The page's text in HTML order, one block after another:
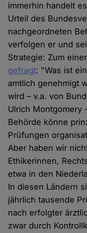
immerhin handelt
Urteil des
nachgeordneten
verfolgen er und
Strategie: Zum
gefragt: "Was ist
amtlich genehmigt
wird – v.a. von
Ulrich Montgomery
Behörde könne
Prüfungen
Aber haben wir
Ethikerinnen,
etwa in den
In diesen Ländern
jährlich tausende
nach erfolgter
zwar durch